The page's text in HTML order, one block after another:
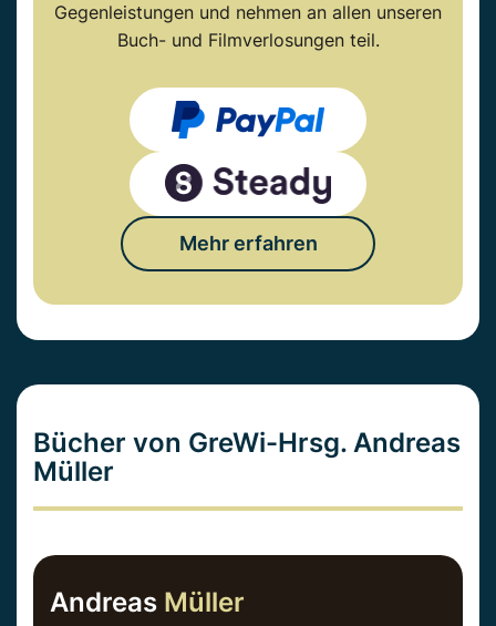
Gegenleistungen und nehmen an allen unseren
Buch- und Filmverlosungen teil.
Mehr erfahren
Bücher von GreWi-Hrsg. Andreas
Müller
Andreas Müller